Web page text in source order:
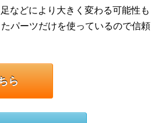
などにより大きく変わる可能性も
パーツだけを使っているので信頼
ら